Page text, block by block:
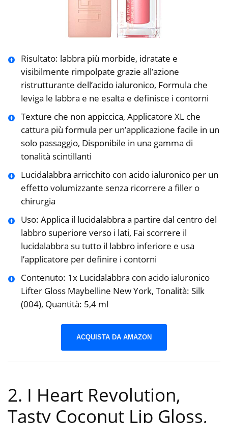
Risultato: labbra più morbide, idratate e
visibilmente rimpolpate grazie all’azione
ristrutturante dell’acido ialuronico, Formula che
leviga le labbra e ne esalta e definisce i contorni
Texture che non appiccica, Applicatore XL che
cattura più formula per un’applicazione facile in un
solo passaggio, Disponibile in una gamma di
tonalità scintillanti
Lucidalabbra arricchito con acido ialuronico per un
effetto volumizzante senza ricorrere a filler o
chirurgia
Uso: Applica il lucidalabbra a partire dal centro del
labbro superiore verso i lati, Fai scorrere il
lucidalabbra su tutto il labbro inferiore e usa
l’applicatore per definire i contorni
Contenuto: 1x Lucidalabbra con acido ialuronico
Lifter Gloss Maybelline New York, Tonalità: Silk
(004), Quantità: 5,4 ml
ACQUISTA DA AMAZON
2. I Heart Revolution,
Tasty Coconut Lip Gloss,